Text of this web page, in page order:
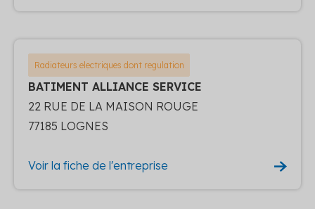
Radiateurs electriques dont regulation
BATIMENT ALLIANCE SERVICE
22 RUE DE LA MAISON ROUGE
77185 LOGNES
Voir la fiche de l'entreprise